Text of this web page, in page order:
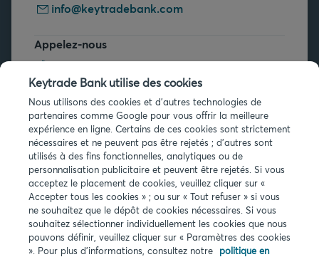
info@keytradebank.com
Appelez-nous
+32 2 679 90 00
Vous avez des questions ?
Questions fréquentes
Infos légales
Privacy
Keytrade Bank utilise des cookies
Nous utilisons des cookies et d'autres technologies de
partenaires comme Google pour vous offrir la meilleure
expérience en ligne. Certains de ces cookies sont strictement
nécessaires et ne peuvent pas être rejetés ; d'autres sont
utilisés à des fins fonctionnelles, analytiques ou de
personnalisation publicitaire et peuvent être rejetés. Si vous
acceptez le placement de cookies, veuillez cliquer sur «
Accepter tous les cookies » ; ou sur « Tout refuser » si vous
ne souhaitez que le dépôt de cookies nécessaires. Si vous
souhaitez sélectionner individuellement les cookies que nous
pouvons définir, veuillez cliquer sur « Paramètres des cookies
». Pour plus d'informations, consultez notre politique en